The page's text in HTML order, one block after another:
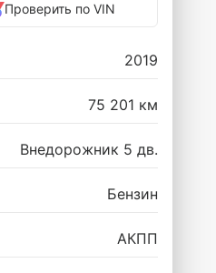
Проверить по VIN
2019
75 201 км
Внедорожник 5 дв.
Бензин
АКПП